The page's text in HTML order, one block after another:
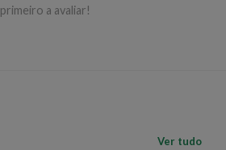
primeiro a avaliar!
Ver tudo